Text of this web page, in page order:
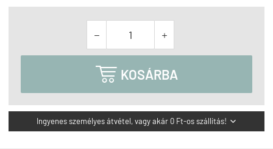
 
 KOSÁRBA
Ingyenes személyes átvétel, vagy akár 0 Ft-os szállítás! 